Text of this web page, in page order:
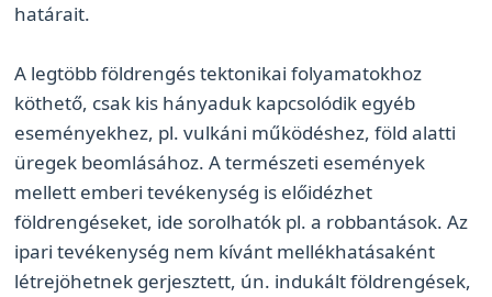
határait.
A legtöbb földrengés tektonikai folyamatokhoz
köthető, csak kis hányaduk kapcsolódik egyéb
eseményekhez, pl. vulkáni működéshez, föld alatti
üregek beomlásához. A természeti események
mellett emberi tevékenység is előidézhet
földrengéseket, ide sorolhatók pl. a robbantások. Az
ipari tevékenység nem kívánt mellékhatásaként
létrejöhetnek gerjesztett, ún. indukált földrengések,